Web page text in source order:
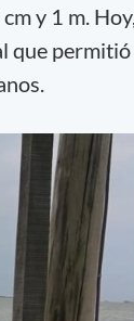
y 1 m. Hoy,
que permitió